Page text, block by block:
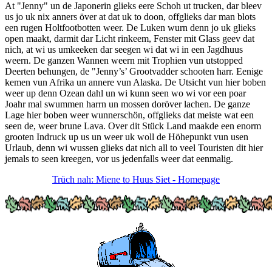
At "Jenny" un de Japonerin glieks eere Schoh ut trucken, dar bleev
us jo uk nix anners över at dat uk to doon, offglieks dar man blots
een rugen Holtfootbotten weer. De Luken wurn denn jo uk glieks
open maakt, darmit dar Licht rinkeem, Fenster mit Glass geev dat
nich, at wi us umkeeken dar seegen wi dat wi in een Jagdhuus
weern. De ganzen Wannen weern mit Trophien vun utstopped
Deerten behungen, de "Jenny’s’ Grootvadder schooten harr. Eenige
kemen vun Afrika un annere vun Alaska. De Utsicht vun hier boben
weer up denn Ozean dahl un wi kunn seen wo wi vor een poar
Joahr mal swummen harrn un mossen doröver lachen. De ganze
Lage hier boben weer wunnerschön, offglieks dat meiste wat een
seen de, weer brune Lava. Over dit Stück Land maakde een enorm
grooten Indruck up us un weer uk woll de Höhepunkt vun usen
Urlaub, denn wi wussen glieks dat nich all to veel Touristen dit hier
jemals to seen kreegen, vor us jedenfalls weer dat eenmalig.
Trüch nah: Miene to Huus Siet - Homepage